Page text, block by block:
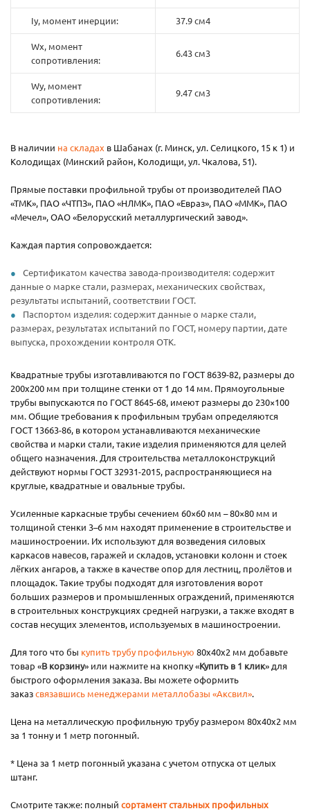
Iy, момент инерции: 37.9 см4
Wx, момент
сопротивления:
6.43 см3
Wy, момент
сопротивления:
9.47 см3
В наличии на складах в Шабанах (г. Минск, ул. Селицкого, 15 к 1) и
Колодищах (Минский район, Колодищи, ул. Чкалова, 51).
Прямые поставки профильной трубы от производителей ПАО
«ТМК», ПАО «ЧТПЗ», ПАО «НЛМК», ПАО «Евраз», ПАО «ММК», ПАО
«Мечел», ОАО «Белорусский металлургический завод».
Каждая партия сопровождается:
Сертификатом качества завода-производителя: содержит
данные о марке стали, размерах, механических свойствах,
результаты испытаний, соответствии ГОСТ.
Паспортом изделия: содержит данные о марке стали,
размерах, результатах испытаний по ГОСТ, номеру партии, дате
выпуска, прохождении контроля ОТК.
Квадратные трубы изготавливаются по ГОСТ 8639-82, размеры до
200х200 мм при толщине стенки от 1 до 14 мм. Прямоугольные
трубы выпускаются по ГОСТ 8645-68, имеют размеры до 230×100
мм. Общие требования к профильным трубам определяются
ГОСТ 13663-86, в котором устанавливаются механические
свойства и марки стали, такие изделия применяются для целей
общего назначения. Для строительства металлоконструкций
действуют нормы ГОСТ 32931-2015, распространяющиеся на
круглые, квадратные и овальные трубы.
Усиленные каркасные трубы сечением 60×60 мм – 80×80 мм и
толщиной стенки 3–6 мм находят применение в строительстве и
машиностроении. Их используют для возведения силовых
каркасов навесов, гаражей и складов, установки колонн и стоек
лёгких ангаров, а также в качестве опор для лестниц, пролётов и
площадок. Такие трубы подходят для изготовления ворот
больших размеров и промышленных ограждений, применяются
в строительных конструкциях средней нагрузки, а также входят в
состав несущих элементов, используемых в машиностроении.
Для того что бы купить трубу профильную 80х40х2 мм добавьте
товар «В корзину» или нажмите на кнопку «Купить в 1 клик» для
быстрого оформления заказа. Вы можете оформить
заказсвязавшись менеджерами металлобазы «Аксвил».
Цена на металлическую профильную трубу размером 80х40х2 мм
за 1 тонну и 1 метр погонный.
* Цена за 1 метр погонный указана с учетом отпуска от целых
штанг.
Смотрите также: полный сортамент стальных профильных